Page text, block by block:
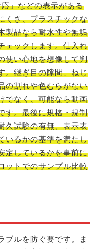
」などの表示がある
くさ、プラスチックな
製品なら耐水性や無垢
ェックします。仕入れ
使い心地を想像して判
。継ぎ目の隙間、ねじ
の割れや色むらがない
でなく、可能なら動画
す。最後に規格・規制
久試験の有無、表示表
いるかの基準を満たし
定しているかを事前に
ットでのサンプル比較
ブルを防ぐ要です。ま